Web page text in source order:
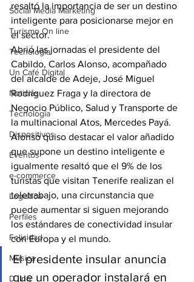
Social Media Marketing
Turismo On line
Tecnología
Un Café Digital
Noticias
Tecnología
Dispositivos
Eventos
e-commerce
Logística
Perfiles
Felicidad
Música
DJing
resaltó la importancia de ser un destino
inteligente para posicionarse mejor en
el sector.
Abrió las jornadas el presidente del
Cabildo, Carlos Alonso, acompañado
del alcalde de Adeje, José Miguel
Rodríguez Fraga y la directora de
Negocio Público, Salud y Transporte de
la multinacional Atos, Mercedes Payá.
Alonso quiso destacar el valor añadido
que supone un destino inteligente e
igualmente resaltó que el 9% de los
turistas que visitan Tenerife realizan el
teletrabajo, una circunstancia que
puede aumentar si siguen mejorando
los estándares de conectividad insular
con Europa y el mundo.
El presidente insular anuncia
que un operador instalará en